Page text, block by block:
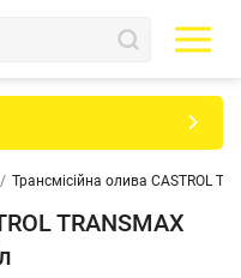
/ Трансмісійна олива CASTROL
TRANSMAX